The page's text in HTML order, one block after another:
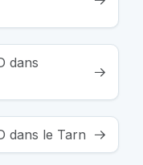
dans
dans le Tarn